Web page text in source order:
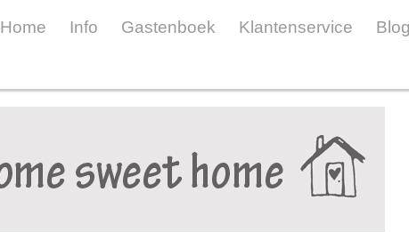
Home Info Gastenboek Klantenservice
Blog